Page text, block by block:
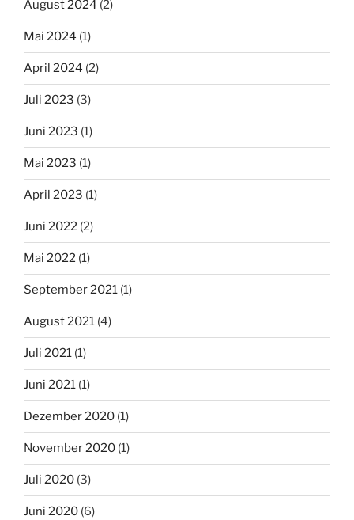
August 2024 (2)
Mai 2024 (1)
April 2024 (2)
Juli 2023 (3)
Juni 2023 (1)
Mai 2023 (1)
April 2023 (1)
Juni 2022 (2)
Mai 2022 (1)
September 2021 (1)
August 2021 (4)
Juli 2021 (1)
Juni 2021 (1)
Dezember 2020 (1)
November 2020 (1)
Juli 2020 (3)
Juni 2020 (6)